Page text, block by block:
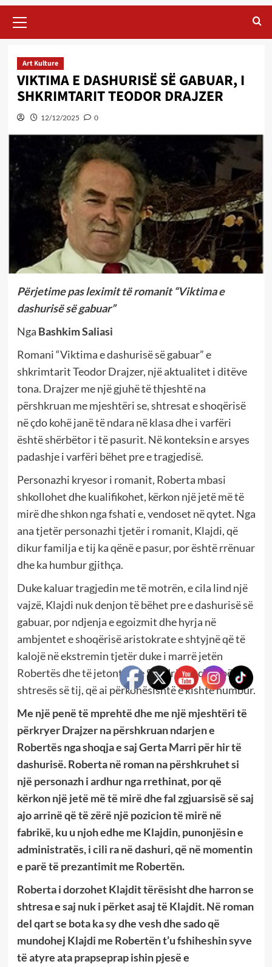
Menu
Art Kulture
VIKTIMA E DASHURISË SË GABUAR, I
SHKRIMTARIT TEODOR DRAJZER
12/12/2025 0
Përjetime pas leximit të romanit “Viktima e
dashurisë së gabuar”
Nga Bashkim Saliasi
Romani “Viktima e dashurisë së gabuar” e
shkrimtarit Teodor Drajzer, një aktualitet i ditëve
tona. Drajzer me një gjuhë të thjeshtë na
përshkruan me mjeshtëri se, shtresat e shoqërisë
në çdo kohë janë të ndara në klasa dhe i varfëri
është shërbëtor i të pasurit. Në konteksin e arsyes
padashje i varfëri bëhet pre e tragjedisë.
Personazhi kryesor i romanit, Roberta mbasi
shkollohet dhe kualifikohet, kërkon një jetë më të
mirë dhe shkon nga fshati e, vendoset në qytet. Nga
ana tjetër personazhi tjetër i romanit, Klajdi, që
dikur familja e tij ka qënë e pasur, por është rrënuar
dhe ka humbur gjithça.
Duke kaluar tragjedin me të motrën, e cila lind një
vajzë, Klajdi nuk denjon të bëhet pre e dashurisë së
gabuar, por ndjenja e egoizmit dhe hyrja në
ambjentet e shoqërisë aristokrate e shtyjnë që të
kalojë në ekstremin tjetër duke i marrë jetën
Robertës dhe të jetonte me Sondrën, e cila i përket
shtresës së tij, që ai përkohësishtë e kishte humbur.
Me një penë të mprehtë dhe me një mjeshtëri të
përkryer Drajzer na përshkruan ndarjen e
Robertës nga shoqja e saj Gerta Marri për hir të
dashurisë. Roberta në roman na përshkruhet si
një personazh i ardhur nga rrethinat, por që
kërkon një jetë më të mirë dhe fal zgjuarsisë së saj
ajo arrinë që të zërë një pozicion të mirë në
fabrikë, ku u njoh edhe me Klajdin, punonjësin e
administratës, i cili ra në dashuri, që në momentin
e parë të prezantimit me Robertën.
Roberta i dorzohet Klajdit tërësisht dhe harron se
shtresa e saj nuk i përket asaj të Klajdit. Në roman
del qart se bota ka sy dhe vesh dhe sado që
mundohej Klajdi me Robertën t’u fshiheshin syve
të atyre ata prapseprap ishin pjesë e